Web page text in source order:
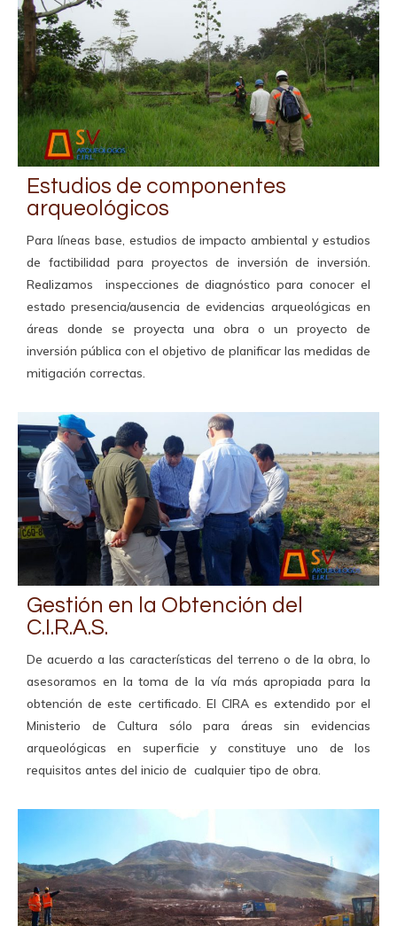
Estudios de componentes
arqueológicos
Para líneas base, estudios de impacto ambiental y estudios
de factibilidad para proyectos de inversión de inversión.
Realizamos inspecciones de diagnóstico para conocer el
estado presencia/ausencia de evidencias arqueológicas en
áreas donde se proyecta una obra o un proyecto de
inversión pública con el objetivo de planificar las medidas de
mitigación correctas.
Gestión en la Obtención del
C.I.R.A.S.
De acuerdo a las características del terreno o de la obra, lo
asesoramos en la toma de la vía más apropiada para la
obtención de este certificado. El CIRA es extendido por el
Ministerio de Cultura sólo para áreas sin evidencias
arqueológicas en superficie y constituye uno de los
requisitos antes del inicio de cualquier tipo de obra.